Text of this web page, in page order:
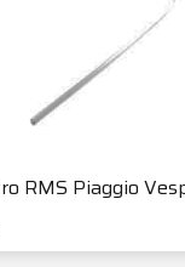
RMS Piaggio